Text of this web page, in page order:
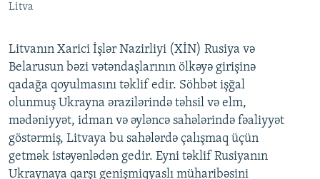
Litva
Litvanın Xarici İşlər Nazirliyi (XİN) Rusiya və
Belarusun bəzi vətəndaşlarının ölkəyə girişinə
qadağa qoyulmasını təklif edir. Söhbət işğal
olunmuş Ukrayna ərazilərində təhsil və elm,
mədəniyyət, idman və əyləncə sahələrində fəaliyyət
göstərmiş, Litvaya bu sahələrdə çalışmaq üçün
getmək istəyənlədən gedir. Eyni təklif Rusiyanın
Ukraynaya qarşı genişmiqyaslı müharibəsini